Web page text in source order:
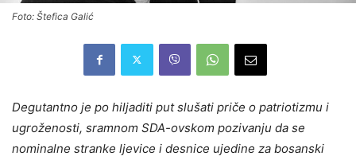
Foto: Štefica Galić
Degutantno je po hiljaditi put slušati priče o patriotizmu i
ugroženosti, sramnom SDA-ovskom pozivanju da se
nominalne stranke ljevice i desnice ujedine za bosanski